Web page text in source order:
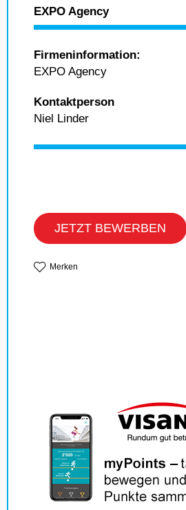
EXPO Agency
Firmeninformation:
EXPO Agency
Kontaktperson
Niel Linder
JETZT BEWERBEN
Merken